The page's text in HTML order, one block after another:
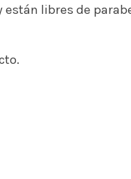
libres de